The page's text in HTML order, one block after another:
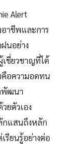
Alert
อาชีพและการ
นอย่าง
ชี่ยวชาญที่ได้
คือความอดทน
พัฒนา
ยตัวเอง
กแสนถึงหลัก
รียนรู้อย่างต่อ